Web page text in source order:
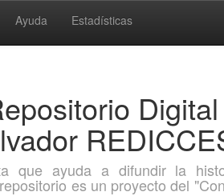
Ayuda Estadísticas
que ayuda a difundir la
es un proyecto del